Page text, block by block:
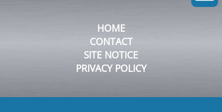
HOME
CONTACT
SITE NOTICE
PRIVACY POLICY